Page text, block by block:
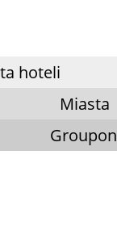
hoteli
Miasta
Groupon